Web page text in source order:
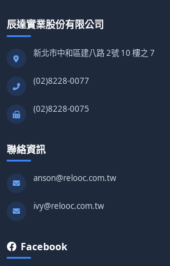
辰達實業股份有限公司
新北市中和區建八路 2號 10 樓之 7
(02)8228-0077
(02)8228-0075
聯絡資訊
anson@relooc.com.tw
ivy@relooc.com.tw
Facebook